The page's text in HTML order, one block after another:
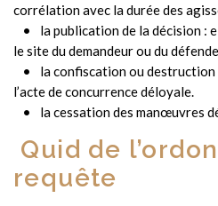
corrélation avec la durée des
la publication de la décision :
le site du demandeur ou du
la confiscation ou
l’acte de concurrence déloyale.
la cessation des manœuvres
Quid de
requête